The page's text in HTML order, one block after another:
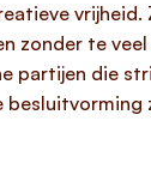
vrijheid.
zonder te
partijen die